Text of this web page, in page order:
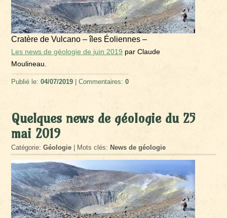
Cratère de Vulcano – îles Éoliennes –
Les news de géologie de juin 2019 par Claude
Moulineau.
Publié le:04/07/2019 | Commentaires:0
Quelques news de géologie du 25
mai 2019
Catégorie:Géologie | Mots clés: News de géologie